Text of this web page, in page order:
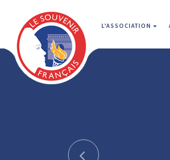
L'ASSOCIATION